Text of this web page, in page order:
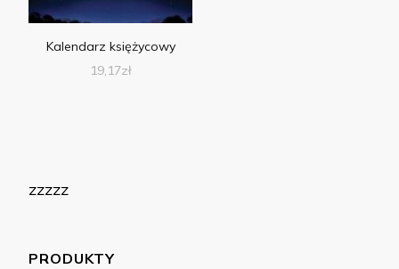
Kalendarz księżycowy
19,17zł
zzzzz
PRODUKTY